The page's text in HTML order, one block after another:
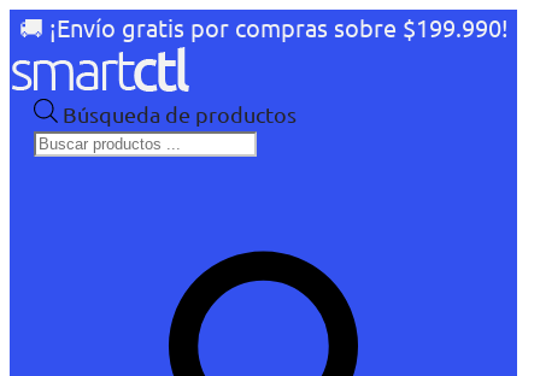
🚚 ¡Envío gratis por compras sobre $199.990!
Búsqueda de productos